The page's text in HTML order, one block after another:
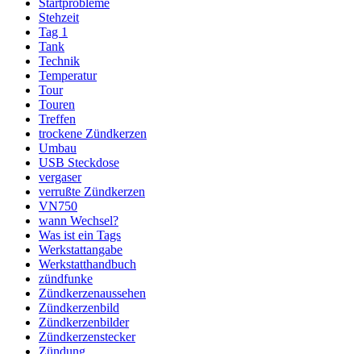
Startprobleme
Stehzeit
Tag 1
Tank
Technik
Temperatur
Tour
Touren
Treffen
trockene Zündkerzen
Umbau
USB Steckdose
vergaser
verrußte Zündkerzen
VN750
wann Wechsel?
Was ist ein Tags
Werkstattangabe
Werkstatthandbuch
zündfunke
Zündkerzenaussehen
Zündkerzenbild
Zündkerzenbilder
Zündkerzenstecker